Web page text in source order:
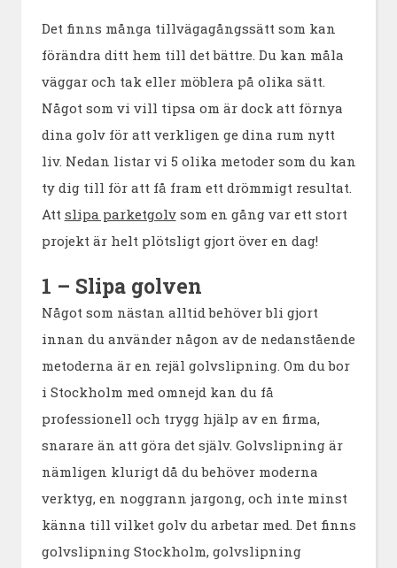
Det finns många tillvägagångssätt som kan
förändra ditt hem till det bättre. Du kan måla
väggar och tak eller möblera på olika sätt.
Något som vi vill tipsa om är dock att förnya
dina golv för att verkligen ge dina rum nytt
liv. Nedan listar vi 5 olika metoder som du kan
ty dig till för att få fram ett drömmigt resultat.
Att slipa parketgolvsom en gång var ett stort
projekt är helt plötsligt gjort över en dag!
1 – Slipa golven
Något som nästan alltid behöver bli gjort
innan du använder någon av de nedanstående
metoderna är en rejäl golvslipning. Om du bor
i Stockholm med omnejd kan du få
professionell och trygg hjälp av en firma,
snarare än att göra det själv. Golvslipning är
nämligen klurigt då du behöver moderna
verktyg, en noggrann jargong, och inte minst
känna till vilket golv du arbetar med. Det finns
golvslipning Stockholm, golvslipning